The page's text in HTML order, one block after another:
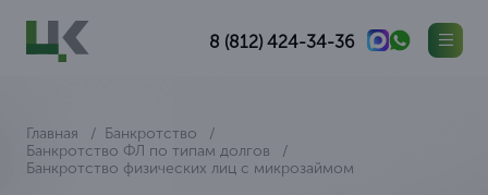
8 (812) 424-34-36
Главная
Банкротство
Банкротство ФЛ по типам долгов
Банкротство физических лиц с микрозаймом